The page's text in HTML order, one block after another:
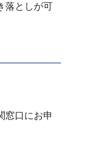
落としが可
窓口にお申